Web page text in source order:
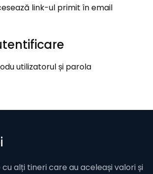
link-ul primit în email
utilizatorul și parola
alți tineri care au aceleași valori și